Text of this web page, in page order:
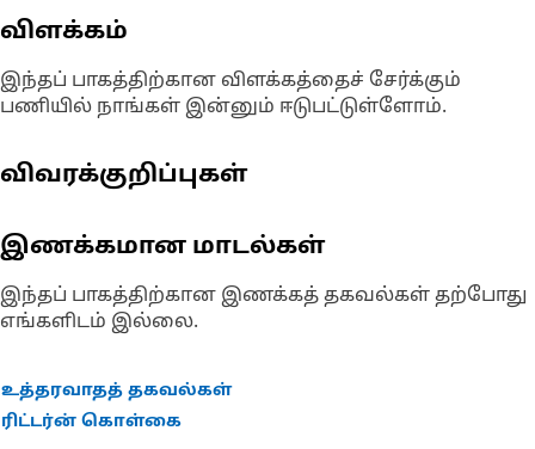
விளக்கம்
இந்தப் பாகத்திற்கான விளக்கத்தைச் சேர்க்கும்
பணியில் நாங்கள் இன்னும் ஈடுபட்டுள்ளோம்.
விவரக்குறிப்புகள்
இணக்கமான மாடல்கள்
இந்தப் பாகத்திற்கான இணக்கத் தகவல்கள் தற்போது
எங்களிடம் இல்லை.
உத்தரவாதத் தகவல்கள்
ரிட்டர்ன் கொள்கை